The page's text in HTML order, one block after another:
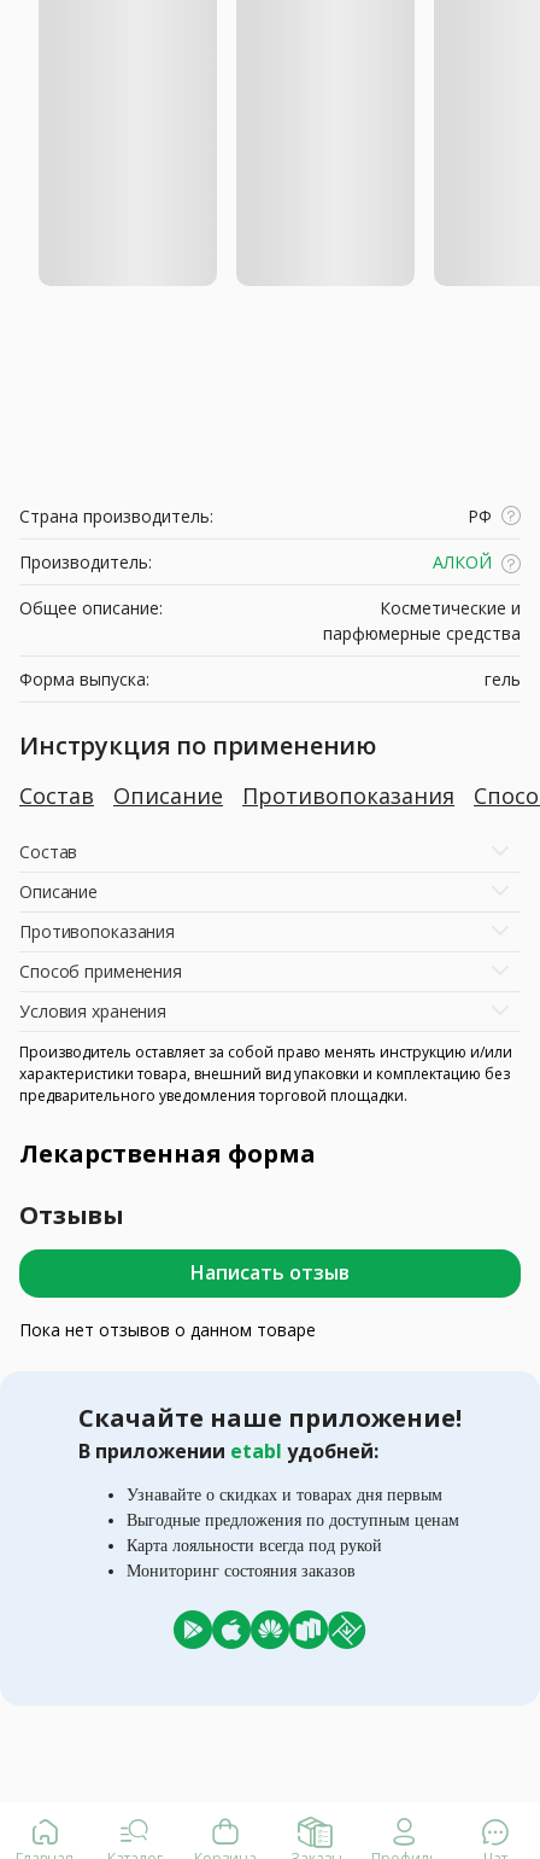
Страна производитель:
РФ
Производитель:
АЛКОЙ
Общее описание:
Косметические и
парфюмерные средства
Форма выпуска:
гель
Инструкция по применению
Состав Описание Противопоказания
Состав
Описание
Противопоказания
Способ применения
Условия хранения
Производитель оставляет за собой право менять инструкцию и/или
характеристики товара, внешний вид упаковки и комплектацию без
предварительного уведомления торговой площадки.
Лекарственная форма
Отзывы
Написать отзыв
Пока нет отзывов о данном товаре
Скачайте наше приложение!
В приложении etabl удобней:
Узнавайте о скидках и товарах дня первым
Выгодные предложения по доступным ценам
Карта лояльности всегда под рукой
Мониторинг состояния заказов